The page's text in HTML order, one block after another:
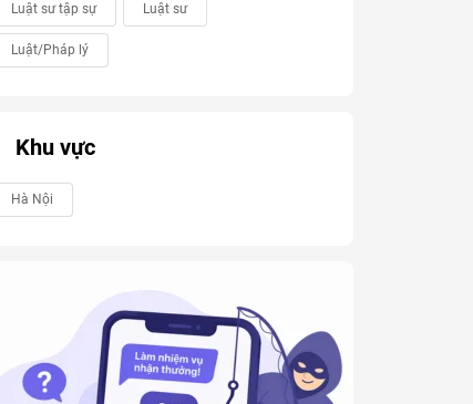
Luật sư tập sự Luật sư
Luật/Pháp lý
Khu vực
Hà Nội